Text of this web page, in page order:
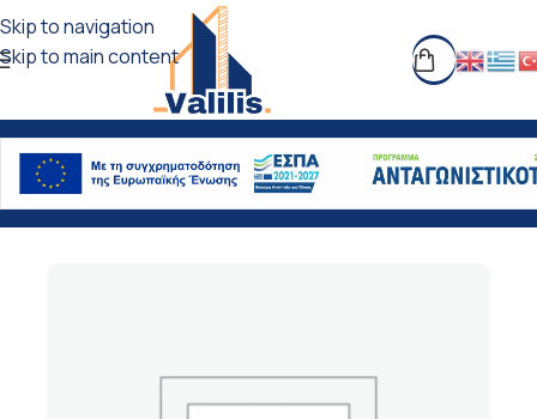
Skip to navigation
Skip to main content